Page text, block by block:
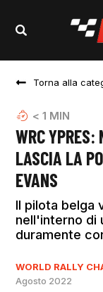
Torna alla
< 1 MIN
WRC YPRES:
LASCIA LA
EVANS
Il pilota belga
nell'interno di
duramente
WORLD RALLY
Agosto 2022